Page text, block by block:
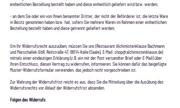
einheitlichen Bestellung bestellt haben und diese einheitlich geliefert wird bzw. werden;
- an dem Sie oder ein von Ihnen benannter Dritter, der nicht der Beförderer ist, die letzte Ware
in Besitz genommen haben bzw. hat, sofern Sie mehrere Waren im Rahmen einer einheitlichen
Bestellung bestellt haben und diese getrennt geliefert werden;
Um Ihr Widerrufsrecht auszuüben, müssen Sie uns (Restaurant Alchimistenklause Bachmann
und Marschallek GbR, Reilstraße 47, 06114 Halle (Saale), E-Mail: shop@alchimistenklause.de)
mittels einer eindeutigen Erklärung (z.B. ein mit der Post versandter Brief oder E-Mail) über
Ihren Entschluss, diesen Vertrag zu widerrufen, informieren. Sie können dafür das beigefügte
Muster-Widerrufsformular verwenden, das jedoch nicht vorgeschrieben ist.
Zur Wahrung der Widerrufsfrist reicht es aus, dass Sie die Mitteilung über die Ausübung des
Widerrufsrechts vor Ablauf der Widerrufsfrist absenden.
Folgen des Widerrufs